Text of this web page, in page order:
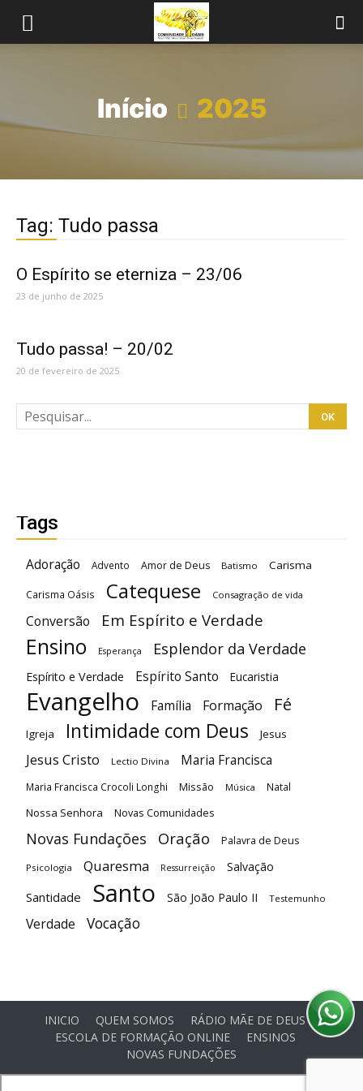
Início 2025
Tag: Tudo passa
O Espírito se eterniza – 23/06
23 de junho de 2025
Tudo passa! – 20/02
20 de fevereiro de 2025
Tags
Adoração Advento Amor de Deus Batismo Carisma
Carisma Oásis Catequese Consagração de vida
Conversão Em Espírito e Verdade
Ensino Esperança Esplendor da Verdade
Espírito e Verdade Espírito Santo Eucaristia
Evangelho Família Formação Fé
Igreja Intimidade com Deus Jesus
Jesus Cristo Lectio Divina Maria Francisca
Maria Francisca Crocoli Longhi Missão Música Natal
Nossa Senhora Novas Comunidades
Novas Fundações Oração Palavra de Deus
Psicologia Quaresma Ressurreição Salvação
Santidade Santo São João Paulo II Testemunho
Verdade Vocação
INICIO QUEM SOMOS
RÁDIO MÃE DE DEUS
ESCOLA DE FORMAÇÃO ONLINE
ENSINOS
NOVAS FUNDAÇÕES